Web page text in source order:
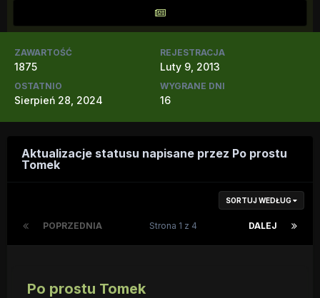
ZAWARTOŚĆ
1875
REJESTRACJA
Luty 9, 2013
OSTATNIO
Sierpień 28, 2024
WYGRANE DNI
16
Aktualizacje statusu napisane przez Po prostu
Tomek
SORTUJ WEDŁUG
POPRZEDNIA DALEJ
Strona 1 z 4
Po prostu Tomek